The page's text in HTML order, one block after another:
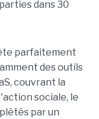
dans 30
parfaitement
des outils
couvrant la
sociale, le
par un